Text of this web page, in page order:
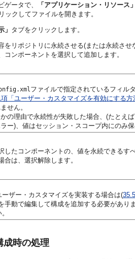
ゲータで、
「アプリケーション・リソース
ックしてファイルを開きます。
」 タブをクリックします。
をリポジトリに永続させる(または永続さ
コンポーネントを選択して追加します。
ファイルで指定されているフィル
「ユーザー・カスタマイズを有効にする方
せん。
の理由で永続性が失敗した場合、(たとえ
ラー)、値はセッション・スコープ内にのみ
したコンポーネントの、値を永続できるす
は、選択解除します。
ーザー・カスタマイズを実装する場合は(
手動で編集して構成を追加する必要があり
成時の処理